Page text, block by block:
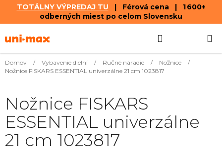
TOTÁLNY VÝPREDAJ TU | Férová cena | 1 600+
odberných miest po celom Slovensku
na
KOŠÍK
Domov / Vybavenie dielní / Ručné náradie / Nožnice
/
Nožnice FISKARS ESSENTIAL univerzálne 21 cm 1023817
Nožnice FISKARS
ESSENTIAL univerzálne
21 cm 1023817